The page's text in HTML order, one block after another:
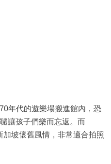
年代的遊樂場搬進館內，恐
讓孩子們樂而忘返。而
坡懷舊風情，非常適合拍照